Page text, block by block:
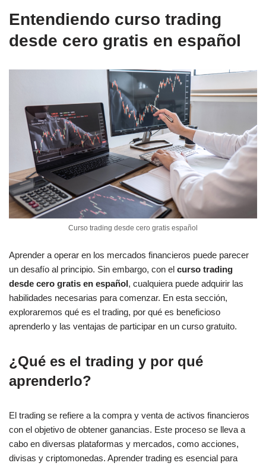
Entendiendo curso trading
desde cero gratis en español
Curso trading desde cero gratis español
Aprender a operar en los mercados financieros puede parecer
un desafío al principio. Sin embargo, con el curso trading
desde cero gratis en español, cualquiera puede adquirir las
habilidades necesarias para comenzar. En esta sección,
exploraremos qué es el trading, por qué es beneficioso
aprenderlo y las ventajas de participar en un curso gratuito.
¿Qué es el trading y por qué
aprenderlo?
El trading se refiere a la compra y venta de activos financieros
con el objetivo de obtener ganancias. Este proceso se lleva a
cabo en diversas plataformas y mercados, como acciones,
divisas y criptomonedas. Aprender trading es esencial para